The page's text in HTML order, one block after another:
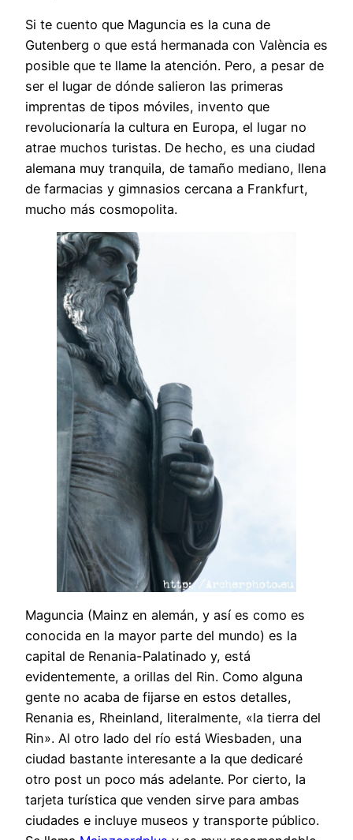
Si te cuento que Maguncia es la cuna de
Gutenberg o que está hermanada con València es
posible que te llame la atención. Pero, a pesar de
ser el lugar de dónde salieron las primeras
imprentas de tipos móviles, invento que
revolucionaría la cultura en Europa, el lugar no
atrae muchos turistas. De hecho, es una ciudad
alemana muy tranquila, de tamaño mediano, llena
de farmacias y gimnasios cercana a Frankfurt,
mucho más cosmopolita.
Maguncia (Mainz en alemán, y así es como es
conocida en la mayor parte del mundo) es la
capital de Renania-Palatinado y, está
evidentemente, a orillas del Rin. Como alguna
gente no acaba de fijarse en estos detalles,
Renania es, Rheinland, literalmente, «la tierra del
Rin». Al otro lado del río está Wiesbaden, una
ciudad bastante interesante a la que dedicaré
otro post un poco más adelante. Por cierto, la
tarjeta turística que venden sirve para ambas
ciudades e incluye museos y transporte público.